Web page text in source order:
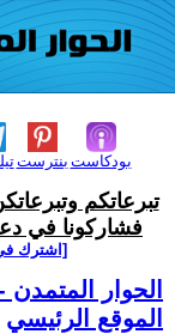
بنترست بودكاست
تبرعاتكم
فشاركونا في
[اشترك
الحوار المتمدن
الموقع الرئيسي